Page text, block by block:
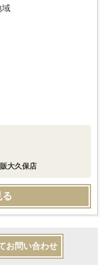
域
大久保店
る
お問い合わせ